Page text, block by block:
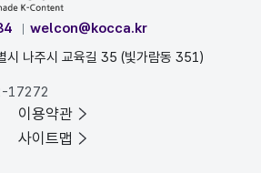
welcon@kocca.kr
시 나주시 교육길 35 (빛가람동 351)
17272
이용약관
사이트맵